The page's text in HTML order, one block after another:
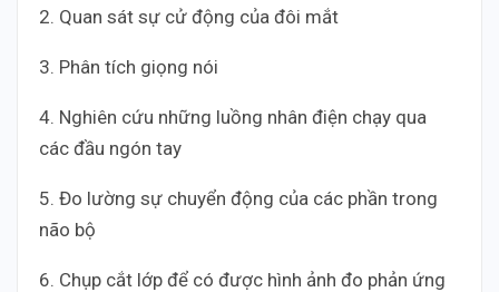
2. Quan sát sự cử động của đôi mắt
3. Phân tích giọng nói
4. Nghiên cứu những luồng nhân điện chạy qua
các đầu ngón tay
5. Đo lường sự chuyển động của các phần trong
não bộ
6. Chụp cắt lớp để có được hình ảnh đo phản ứng